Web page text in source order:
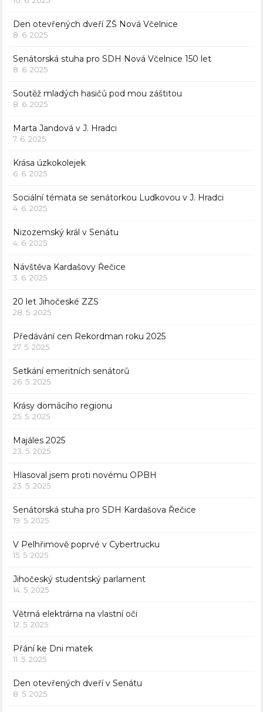
Den otevřených dveří ZŠ Nová Včelnice
8. 6. 2025
Senátorská stuha pro SDH Nová Včelnice 150 let
8. 6. 2025
Soutěž mladých hasičů pod mou záštitou
8. 6. 2025
Marta Jandová v J. Hradci
7. 6. 2025
Krása úzkokolejek
6. 6. 2025
Sociální témata se senátorkou Ludkovou v J. Hradci
4. 6. 2025
Nizozemský král v Senátu
4. 6. 2025
Návštěva Kardašovy Řečice
3. 6. 2025
20 let Jihočeské ZZS
28. 5. 2025
Předávání cen Rekordman roku 2025
27. 5. 2025
Setkání emeritních senátorů
26. 5. 2025
Krásy domácího regionu
25. 5. 2025
Majáles 2025
23. 5. 2025
Hlasoval jsem proti novému OPBH
23. 5. 2025
Senátorská stuha pro SDH Kardašova Řečice
19. 5. 2025
V Pelhřimově poprvé v Cybertrucku
15. 5. 2025
Jihočeský studentský parlament
14. 5. 2025
Větrná elektrárna na vlastní oči
12. 5. 2025
Přání ke Dni matek
11. 5. 2025
Den otevřených dveří v Senátu
8. 5. 2025